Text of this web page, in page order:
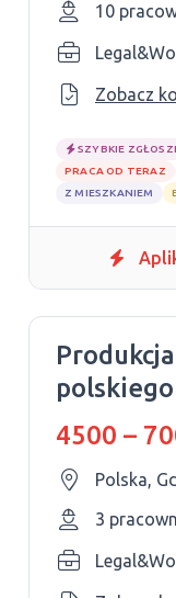
10
Zobacz
SZYBKIE
PRACA OD TERAZ
Z MIESZKANIEM
4500 –
Polska,
3